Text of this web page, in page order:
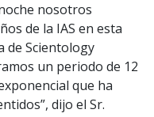
nosotros
de la IAS en esta
de Scientology
un periodo de 12
que ha
dijo el Sr.